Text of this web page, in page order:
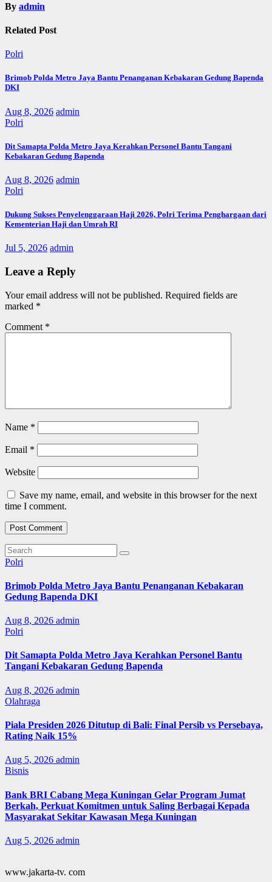
By admin
Related Post
Polri
Brimob Polda Metro Jaya Bantu Penanganan Kebakaran Gedung Bapenda
DKI
Aug 8, 2026 admin
Polri
Dit Samapta Polda Metro Jaya Kerahkan Personel Bantu Tangani
Kebakaran Gedung Bapenda
Aug 8, 2026 admin
Polri
Dukung Sukses Penyelenggaraan Haji 2026, Polri Terima Penghargaan dari
Kementerian Haji dan Umrah RI
Jul 5, 2026 admin
Leave a Reply
Your email address will not be published. Required fields are
marked *
Comment *
Name *
Email *
Website
Save my name, email, and website in this browser for the next
time I comment.
Polri
Brimob Polda Metro Jaya Bantu Penanganan Kebakaran
Gedung Bapenda DKI
Aug 8, 2026 admin
Polri
Dit Samapta Polda Metro Jaya Kerahkan Personel Bantu
Tangani Kebakaran Gedung Bapenda
Aug 8, 2026 admin
Olahraga
Piala Presiden 2026 Ditutup di Bali: Final Persib vs Persebaya,
Rating Naik 15%
Aug 5, 2026 admin
Bisnis
Bank BRI Cabang Mega Kuningan Gelar Program Jumat
Berkah, Perkuat Komitmen untuk Saling Berbagai Kepada
Masyarakat Sekitar Kawasan Mega Kuningan
Aug 5, 2026 admin
www.jakarta-tv. com